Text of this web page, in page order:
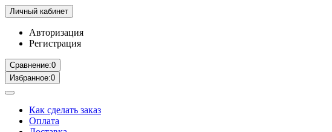
Личный кабинет
Авторизация
Регистрация
Сравнение:0
Избранное:0
Как сделать заказ
Оплата